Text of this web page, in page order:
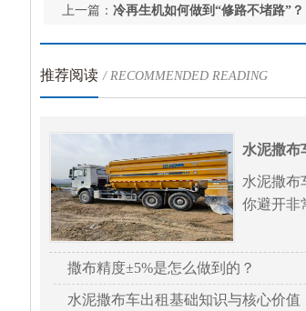
上一篇： 冷再生机如何做到“修路不堵路”？
推荐阅读 / RECOMMENDED READING
水泥撒布
水泥撒布
你避开非
撒布精度±5%是怎么做到的？
水泥撒布车出租基础知识与核心价值